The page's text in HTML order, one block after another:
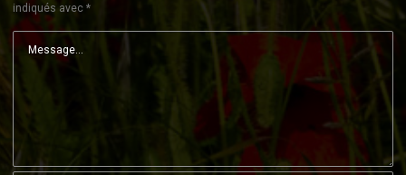
indiqués avec *